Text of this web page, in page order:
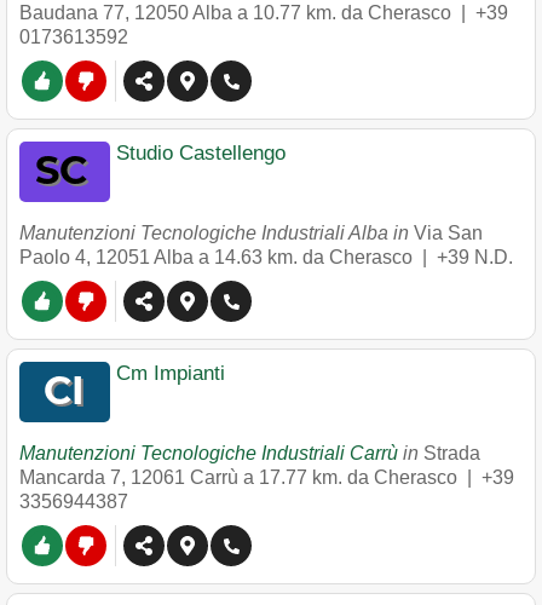
Baudana 77, 12050Alba a 10.77 km. da Cherasco | +39
0173613592
Studio Castellengo
Manutenzioni Tecnologiche Industriali Alba in Via San
Paolo 4, 12051 Alba a 14.63 km. da Cherasco | +39 N.D.
Cm Impianti
Manutenzioni Tecnologiche Industriali Carrù in Strada
Mancarda 7, 12061 Carrù a 17.77 km. da Cherasco | +39
3356944387